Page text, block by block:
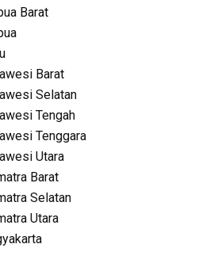
Barat
Barat
Selatan
Tengah
Tenggara
Utara
Barat
Selatan
Utara